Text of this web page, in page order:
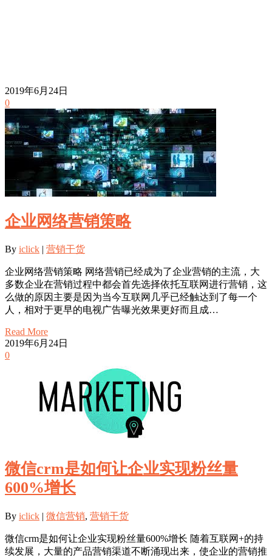
2019年6月24日
0
企业网络营销策略
By iclick | 营销干货
企业网络营销策略 网络营销已经成为了企业营销的主流，大
多数企业在营销过程中都会首先选择依托互联网进行营销，这
么做的原因主要是因为当今互联网几乎已经触达到了每一个
人，相对于更早的电视广告曝光效果更好而且成…
Read More
2019年6月24日
0
微信crm是如何让企业实现粉丝量
600%增长
By iclick | 微信营销, 营销干货
微信crm是如何让企业实现粉丝量600%增长 随着互联网+的持
续发展，大量的产品营销渠道不断涌现出来，使企业的营销推